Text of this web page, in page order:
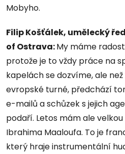
Mobyho.
Filip Košťálek, umělecký
of Ostrava:My máme
protože je to vždy práce na
kapelách se dozvíme, ale
evropské turné, předchází
e-mailů a schůzek s jejich
podaří. Letos mám ale
Ibrahima Maaloufa. To je
který hraje instrumentální